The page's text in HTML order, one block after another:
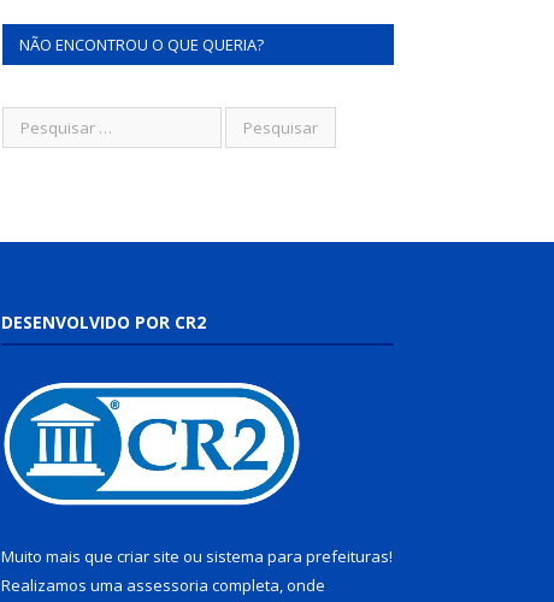
NÃO ENCONTROU O QUE QUERIA?
DESENVOLVIDO POR CR2
Muito mais que criar site ou sistema para prefeituras!
Realizamos uma assessoria completa, onde